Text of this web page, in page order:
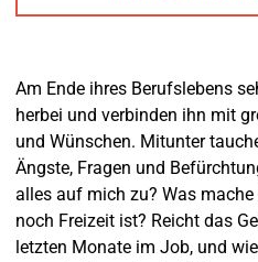
Am Ende ihres Berufslebens
herbei und verbinden ihn mit
und Wünschen. Mitunter
Ängste, Fragen und
alles auf mich zu? Was
noch Freizeit ist? Reicht das
letzten Monate im Job, und